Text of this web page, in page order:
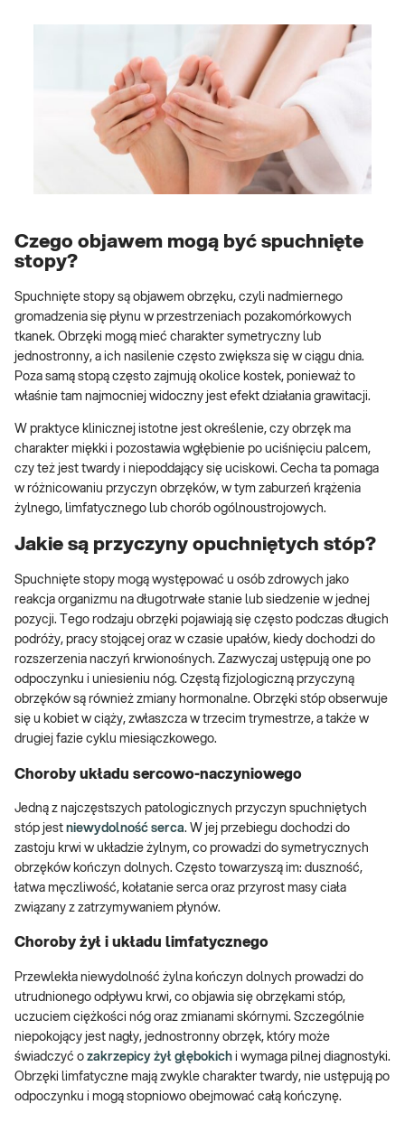
Czego objawem mogą być spuchnięte
stopy?
Spuchnięte stopy są objawem obrzęku, czyli nadmiernego
gromadzenia się płynu w przestrzeniach pozakomórkowych
tkanek. Obrzęki mogą mieć charakter symetryczny lub
jednostronny, a ich nasilenie często zwiększa się w ciągu dnia.
Poza samą stopą często zajmują okolice kostek, ponieważ to
właśnie tam najmocniej widoczny jest efekt działania grawitacji.
W praktyce klinicznej istotne jest określenie, czy obrzęk ma
charakter miękki i pozostawia wgłębienie po uciśnięciu palcem,
czy też jest twardy i niepoddający się uciskowi. Cecha ta pomaga
w różnicowaniu przyczyn obrzęków, w tym zaburzeń krążenia
żylnego, limfatycznego lub chorób ogólnoustrojowych.
Jakie są przyczyny opuchniętych stóp?
Spuchnięte stopy mogą występować u osób zdrowych jako
reakcja organizmu na długotrwałe stanie lub siedzenie w jednej
pozycji. Tego rodzaju obrzęki pojawiają się często podczas długich
podróży, pracy stojącej oraz w czasie upałów, kiedy dochodzi do
rozszerzenia naczyń krwionośnych. Zazwyczaj ustępują one po
odpoczynku i uniesieniu nóg. Częstą fizjologiczną przyczyną
obrzęków są również zmiany hormonalne. Obrzęki stóp obserwuje
się u kobiet w ciąży, zwłaszcza w trzecim trymestrze, a także w
drugiej fazie cyklu miesiączkowego.
Choroby układu sercowo-naczyniowego
Jedną z najczęstszych patologicznych przyczyn spuchniętych
stóp jest niewydolność serca. W jej przebiegu dochodzi do
zastoju krwi w układzie żylnym, co prowadzi do symetrycznych
obrzęków kończyn dolnych. Często towarzyszą im: duszność,
łatwa męczliwość, kołatanie serca oraz przyrost masy ciała
związany z zatrzymywaniem płynów.
Choroby żył i układu limfatycznego
Przewlekła niewydolność żylna kończyn dolnych prowadzi do
utrudnionego odpływu krwi, co objawia się obrzękami stóp,
uczuciem ciężkości nóg oraz zmianami skórnymi. Szczególnie
niepokojący jest nagły, jednostronny obrzęk, który może
świadczyć o zakrzepicy żył głębokich i wymaga pilnej diagnostyki.
Obrzęki limfatyczne mają zwykle charakter twardy, nie ustępują po
odpoczynku i mogą stopniowo obejmować całą kończynę.